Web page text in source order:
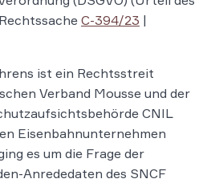
C-394/23 |
ist ein Rechtsstreit
Verband Mousse und der
CNIL
Eisenbahnunternehmen
es um die Frage der
Anrededaten des SNCF